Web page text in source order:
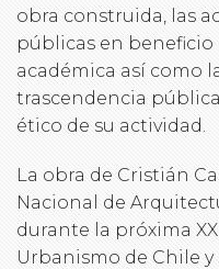
obra construida, las
públicas en beneficio
académica así como
trascendencia
ético de su actividad.
La obra de Cristián
Nacional de
durante la próxima
Urbanismo de Chile